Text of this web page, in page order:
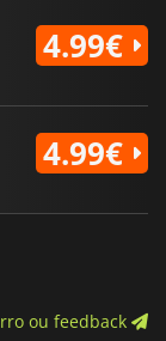
4.99€
4.99€
ou feedback